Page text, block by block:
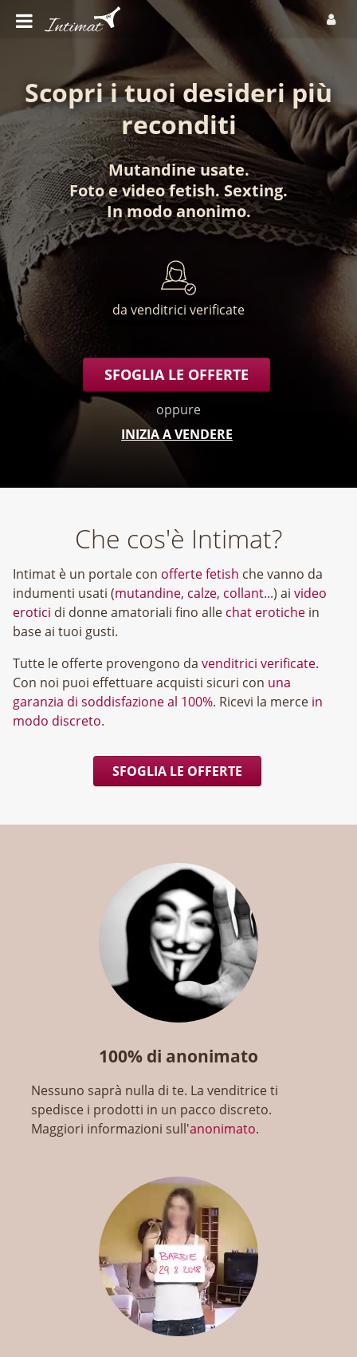
Scopri i tuoi desideri più
reconditi
Mutandine usate.
Fotoevideo fetish. Sexting.
In modo anonimo.
da venditrici verificate
SFOGLIA LE OFFERTE
oppure
INIZIA A VENDERE
Che cos'è Intimat?
Intimat è un portale con offerte fetish che vanno da
indumenti usati (mutandine, calze, collant...) ai video
erotici di donne amatoriali fino alle chat erotiche in
base ai tuoi gusti.
Tutte le offerte provengono da venditrici verificate.
Con noi puoi effettuare acquisti sicuri con una
garanzia di soddisfazione al 100%. Ricevi la merce in
modo discreto.
SFOGLIA LE OFFERTE
100% di anonimato
Nessuno saprà nulla di te. La venditrice ti
spedisce i prodotti in un pacco discreto.
Maggiori informazioni sull'anonimato.